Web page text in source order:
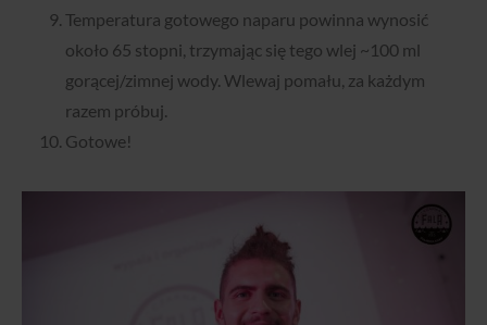
Temperatura gotowego naparu powinna wynosić
około 65 stopni, trzymając się tego wlej ~100 ml
gorącej/zimnej wody. Wlewaj pomału, za każdym
razem próbuj.
Gotowe!